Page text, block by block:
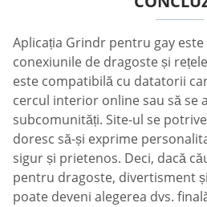
Aplicația Grindr pentru gay
conexiunile de dragoste și
este compatibilă cu datatorii
cercul interior online sau să se
subcomunități. Site-ul se
doresc să-și exprime
sigur și prietenos. Deci, dacă
pentru dragoste, divertisment
poate deveni alegerea dvs.